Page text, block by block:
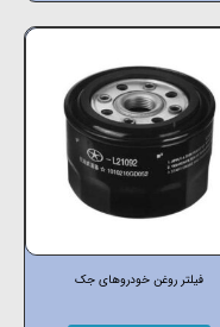
فیلتر روغن خودروهای جک